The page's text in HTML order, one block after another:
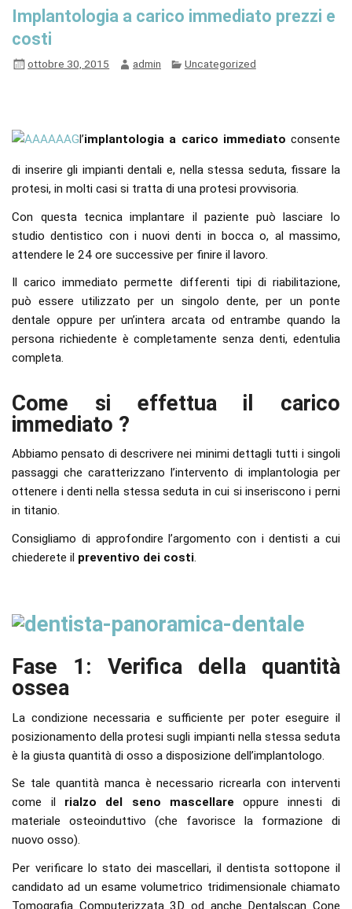
Implantologia a carico immediato prezzi e
costi
ottobre 30, 2015 admin Uncategorized
l’implantologia a carico immediato consente
di inserire gli impianti dentali e, nella stessa seduta, fissare la
protesi, in molti casi si tratta di una protesi provvisoria.
Con questa tecnica implantare il paziente può lasciare lo
studio dentistico con i nuovi denti in bocca o, al massimo,
attendere le 24 ore successive per finire il lavoro.
Il carico immediato permette differenti tipi di riabilitazione,
può essere utilizzato per un singolo dente, per un ponte
dentale oppure per un’intera arcata od entrambe quando la
persona richiedente è completamente senza denti, edentulia
completa.
Come si effettua il carico
immediato ?
Abbiamo pensato di descrivere nei minimi dettagli tutti i singoli
passaggi che caratterizzano l’intervento di implantologia per
ottenere i denti nella stessa seduta in cui si inseriscono i perni
in titanio.
Consigliamo di approfondire l’argomento con i dentisti a cui
chiederete il preventivo dei costi.
Fase 1: Verifica della quantità
ossea
La condizione necessaria e sufficiente per poter eseguire il
posizionamento della protesi sugli impianti nella stessa seduta
è la giusta quantità di osso a disposizione dell’implantologo.
Se tale quantità manca è necessario ricrearla con interventi
come il rialzo del seno mascellare oppure innesti di
materiale osteoinduttivo (che favorisce la formazione di
nuovo osso).
Per verificare lo stato dei mascellari, il dentista sottopone il
candidato ad un esame volumetrico tridimensionale chiamato
Tomografia Computerizzata 3D od anche Dentalscan Cone